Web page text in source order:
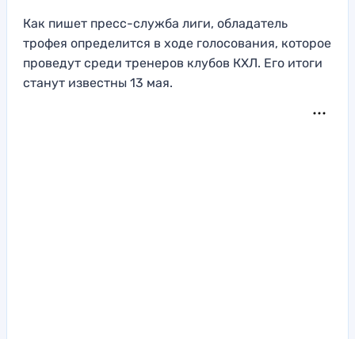
Как пишет пресс-служба лиги, обладатель
трофея определится в ходе голосования, которое
проведут среди тренеров клубов КХЛ. Его итоги
станут известны 13 мая.